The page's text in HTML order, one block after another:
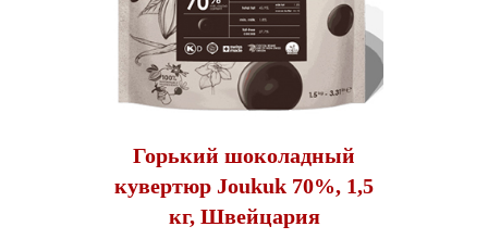
Горький шоколадный
кувертюр Joukuk 70%, 1,5
кг, Швейцария